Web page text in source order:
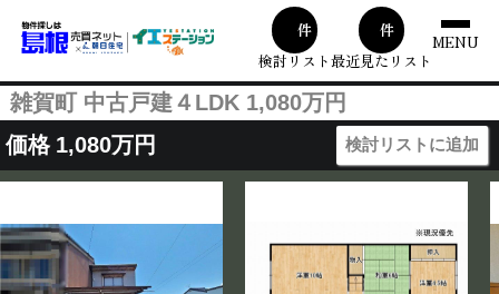
00件
検討リスト
件
最近見たリスト
MENU
雑賀町 中古戸建４LDK 1,080万円
価格 1,080万円 検討リストに追加